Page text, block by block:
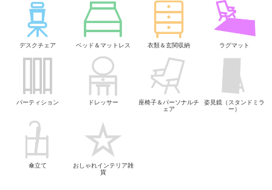
デスクチェア ベッド＆マットレス 衣類＆玄関収納 ラグマット
パーティション ドレッサー
座椅子＆パーソナルチ
ェア
姿見鏡（スタンドミラ
ー）
傘立て
おしゃれインテリア雑
貨